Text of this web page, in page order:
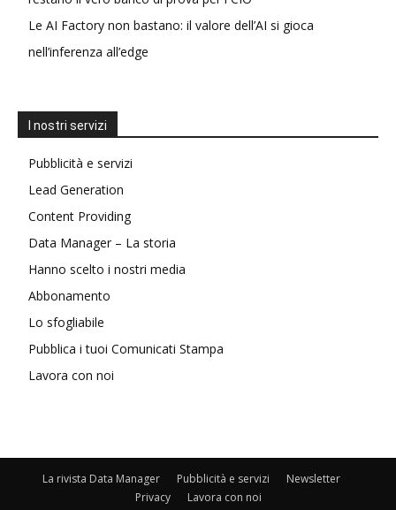
Le AI Factory non bastano: il valore dell’AI si gioca
nell’inferenza all’edge
I nostri servizi
Pubblicità e servizi
Lead Generation
Content Providing
Data Manager – La storia
Hanno scelto i nostri media
Abbonamento
Lo sfogliabile
Pubblica i tuoi Comunicati Stampa
Lavora con noi
La rivista Data Manager Pubblicità e servizi
Newsletter
Privacy
Lavora con noi